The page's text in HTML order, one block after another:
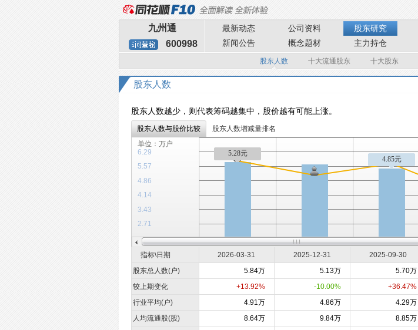
九州通
600998
最新动态 公司资料 股东研究
新闻公告
概念题材 主力持仓
股东人数 十大流通股东 十大股东
股东人数
股东人数越少，则代表筹码越集中，股价越有可能上涨。
股东人数与股价比较 股东人数增减量排名
单位：万户
2.71
3.43
4.14
4.86
5.57
6.29 5.28元
4.85元
指标\日期
股东总人数(户)
较上期变化
行业平均(户)
人均流通股(股)
2026-03-31 2025-12-31 2025-09-30
5.84万
5.13万 5.70万
+13.92%
-10.00% +36.47%
4.91万
4.86万 4.29万
8.64万
9.84万 8.85万